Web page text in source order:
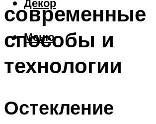
Декор
Меню
современные
способы и
технологии
Остекление